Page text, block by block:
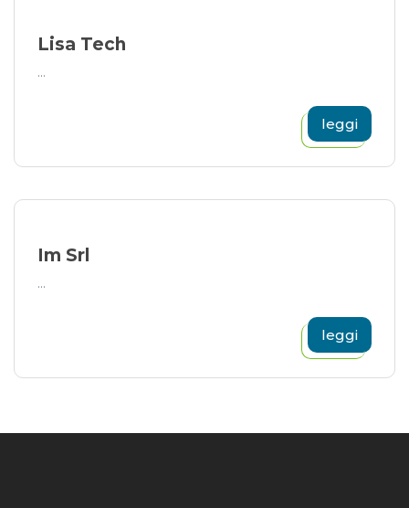
Lisa Tech
...
leggi
Im Srl
...
leggi